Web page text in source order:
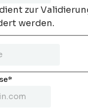
zur
werden.
*